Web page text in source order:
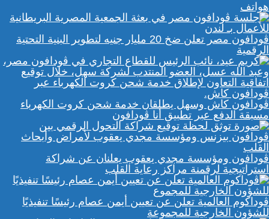
هواتف
ڤودافون مصر تعلن ضخ 20 مليار جنيه لتطوير البنية التحتية
الرقمية
ڤودافون كاش وسهل يطلقان خدمة شحن كروت الكهرباء
مسبقة الدفع عبر تطبيق أنا ڤودافون
ڤودافون ومؤسسة مجدي يعقوب يعلنان عن شراكة
استراتيجية لرقمنة مراكز رعاية القلب
ڤوداكوم العالمية تعلن عن تعيين أيمن عصام رئيسًا تنفيذيًا
للشؤون الخارجية للمجموعة